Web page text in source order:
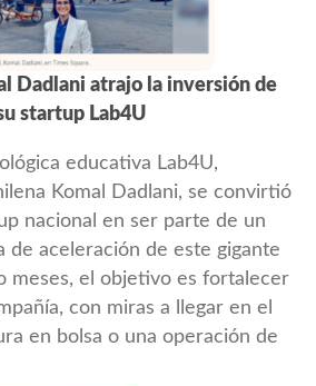
Dadlani atrajo la inversión de
startup Lab4U
educativa Lab4U,
Komal Dadlani, se convirtió
nacional en ser parte de un
de aceleración de este gigante
meses, el objetivo es fortalecer
con miras a llegar en el
en bolsa o una operación de